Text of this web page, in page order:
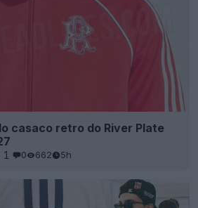
casaco retro do River Plate
1 0 662 5h